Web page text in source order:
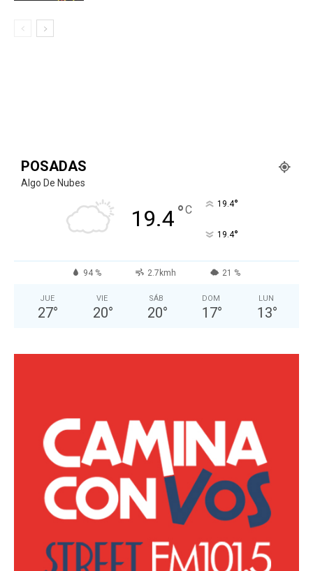
POSADAS
Algo De Nubes
19.4°C 19.4°
19.4°
94 % 2.7kmh 21 %
JUE
27°
VIE
20°
SÁB
20°
DOM
17°
LUN
13°